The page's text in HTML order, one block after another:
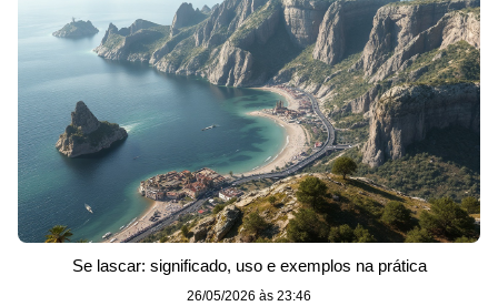
Se lascar: significado, uso e exemplos na prática
26/05/2026 às 23:46